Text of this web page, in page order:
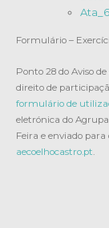
Ata_6
Formulário –
Ponto 28 do Aviso
direito de
formulário de
eletrónica do
Feira e enviado
aecoelhocastro.pt.